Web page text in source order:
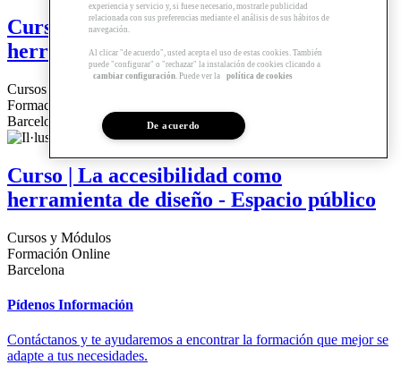
Curso | La accesibilidad como
herramienta de diseño - Edificación
Cursos y Módulos
Formación Online
Barcelona
Curso | La accesibilidad como
herramienta de diseño - Espacio público
Cursos y Módulos
Formación Online
Barcelona
Pídenos Información
Contáctanos y te ayudaremos a encontrar la formación que mejor se
adapte a tus necesidades.
experiencia y servicio y, si fuese necesario, mostrarle publicidad
relacionada con sus preferencias mediante el análisis de sus hábitos de
navegación.
Al clicar "de acuerdo", usted acepta el uso de estas cookies. También
puede "configurar" o "rechazar" la instalación de cookies clicando a
cambiar configuración. Puede ver la política de cookies
De acuerdo